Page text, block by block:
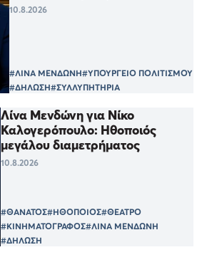
10.8.2026
#ΛΙΝΑ ΜΕΝΔΩΝΗ#ΥΠΟΥΡΓΕΙΟ ΠΟΛΙΤΙΣΜΟΥ
#ΔΗΛΩΣΗ#ΣΥΛΛΥΠΗΤΗΡΙΑ
Λίνα Μενδώνη για Νίκο
Καλογερόπουλο: Ηθοποιός
μεγάλου διαμετρήματος
10.8.2026
#ΘΑΝΑΤΟΣ#ΗΘΟΠΟΙΟΣ#ΘΕΑΤΡΟ
#ΚΙΝΗΜΑΤΟΓΡΑΦΟΣ#ΛΙΝΑ ΜΕΝΔΩΝΗ
#ΔΗΛΩΣΗ